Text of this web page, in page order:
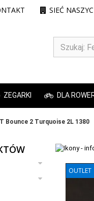
SIEĆ
ZEGARKI DLA
Bounce 2 Turquoise 2L 1380
OUTLET